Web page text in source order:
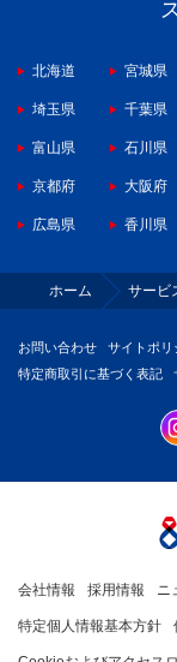
北海道 宮城県
埼玉県 千葉県
富山県 石川県
京都府 大阪府
広島県 香川県
ホーム サービ
お問い合わせ サイトポリ
特定商取引に基づく表記
会社情報 採用情報 ニ
特定個人情報基本方針